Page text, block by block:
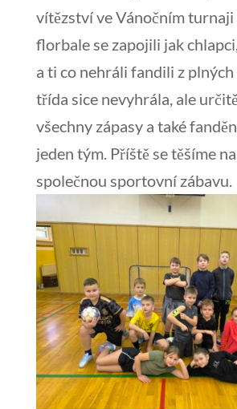
vítězství ve Vánočním turnaji
florbale se zapojili jak
a ti co nehráli fandili z plných
třída sice nevyhrála, ale
všechny zápasy a také
jeden tým. Příště se těšíme
společnou sportovní zábavu.